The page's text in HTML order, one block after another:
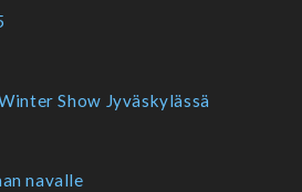
Show Jyväskylässä
navalle